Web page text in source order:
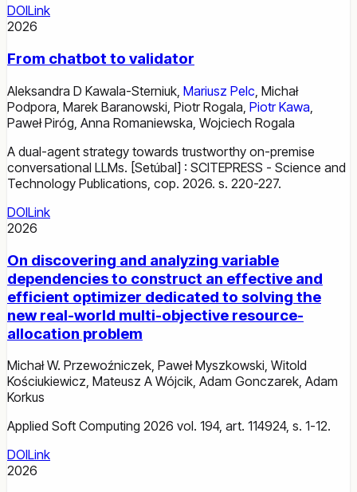
DOILink
2026
From chatbot to validator
Aleksandra D Kawala-Sterniuk Mariusz Pelc Michał
Podpora Marek Baranowski Piotr Rogala Piotr Kawa
Paweł Piróg Anna Romaniewska Wojciech Rogala
A dual-agent strategy towards trustworthy on-premise
conversational LLMs. [Setúbal] : SCITEPRESS - Science and
Technology Publications, cop. 2026. s. 220-227.
DOILink
2026
On discovering and analyzing variable
dependencies to construct an effective and
efficient optimizer dedicated to solving the
new real-world multi-objective resource-
allocation problem
Michał W. Przewoźniczek, Paweł Myszkowski, Witold
Kościukiewicz, Mateusz A Wójcik, Adam Gonczarek, Adam
Korkus
Applied Soft Computing 2026 vol. 194, art. 114924, s. 1-12.
DOILink
2026